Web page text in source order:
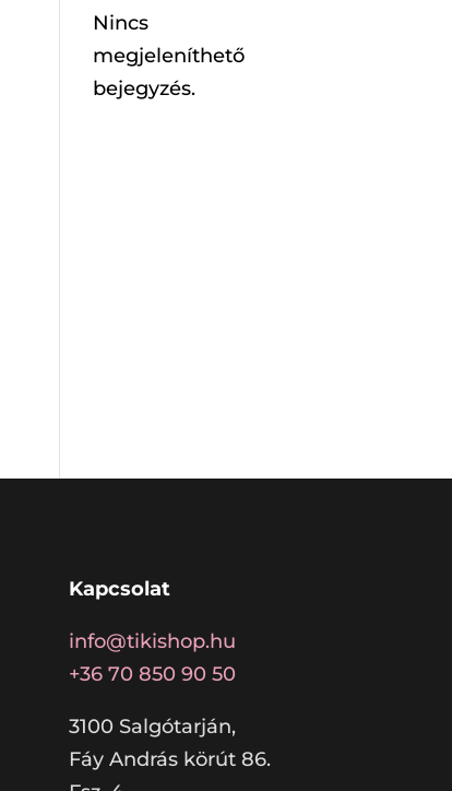
Nincs
megjeleníthető
bejegyzés.
Kapcsolat
info@tikishop.hu
+36 70 850 90 50
3100 Salgótarján,
Fáy András körút 86.